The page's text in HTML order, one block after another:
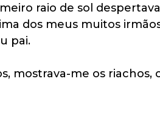
raio de sol
dos meus muitos
pai.
mostrava-me os riachos,